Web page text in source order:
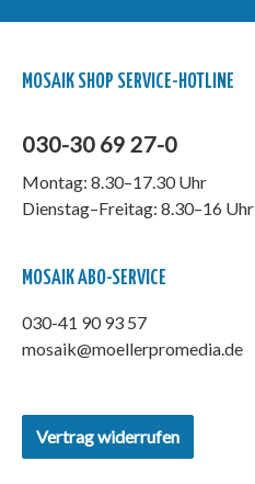
MOSAIK SHOP SERVICE-HOTLINE
030-30 69 27-0
Montag: 8.30–17.30 Uhr
Dienstag–Freitag: 8.30–16 Uhr
MOSAIK ABO-SERVICE
030-41 90 93 57
mosaik@moellerpromedia.de
Vertrag widerrufen